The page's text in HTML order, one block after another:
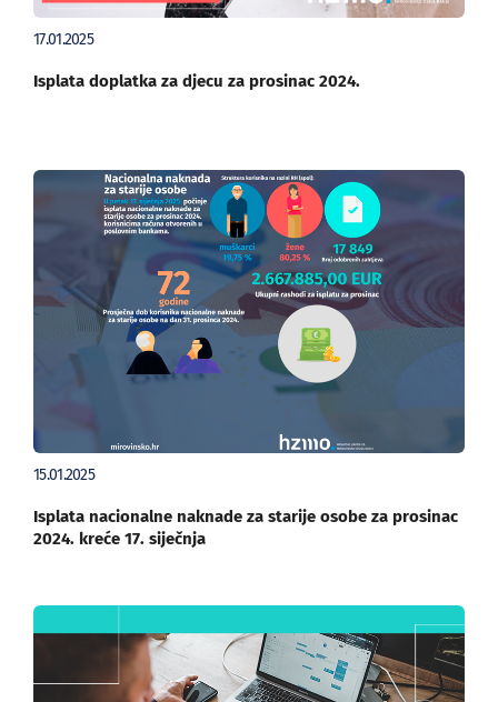
17.01.2025
Isplata doplatka za djecu za prosinac 2024.
15.01.2025
Isplata nacionalne naknade za starije osobe za prosinac
2024. kreće 17. siječnja